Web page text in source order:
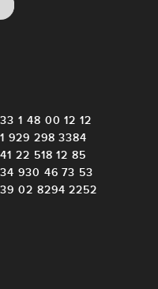
1 48 00 12 12
929 298 3384
22 518 12 85
930 46 73 53
02 8294 2252